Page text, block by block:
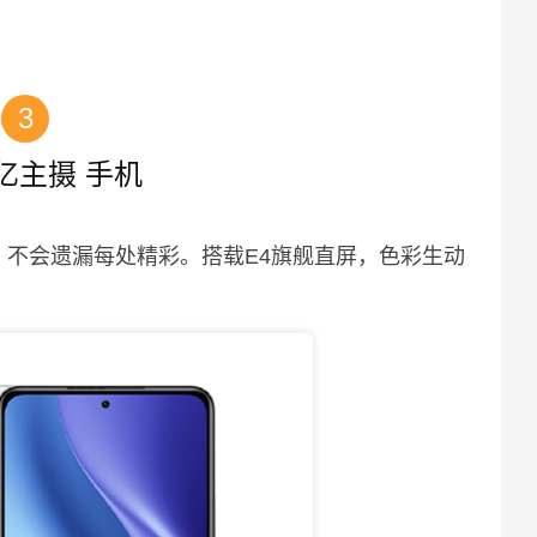
3
主摄 手机
会遗漏每处精彩。搭载E4旗舰直屏，色彩生动